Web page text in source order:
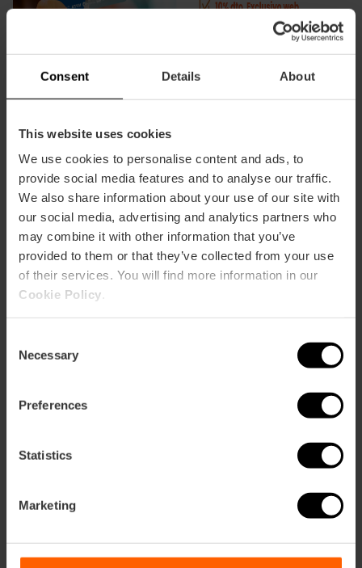
Consent Details About
This website uses cookies
We use cookies to personalise content and ads, to
provide social media features and to analyse our traffic.
We also share information about your use of our site with
our social media, advertising and analytics partners who
may combine it with other information that you’ve
provided to them or that they’ve collected from your use
of their services. You will find more information in our
Cookie Policy
Selection
Necessary
Preferences
Statistics
Marketing
Certificaciones: